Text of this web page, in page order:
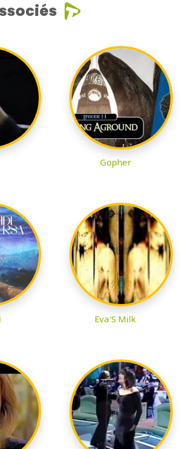
Gopher
Eva'S Milk